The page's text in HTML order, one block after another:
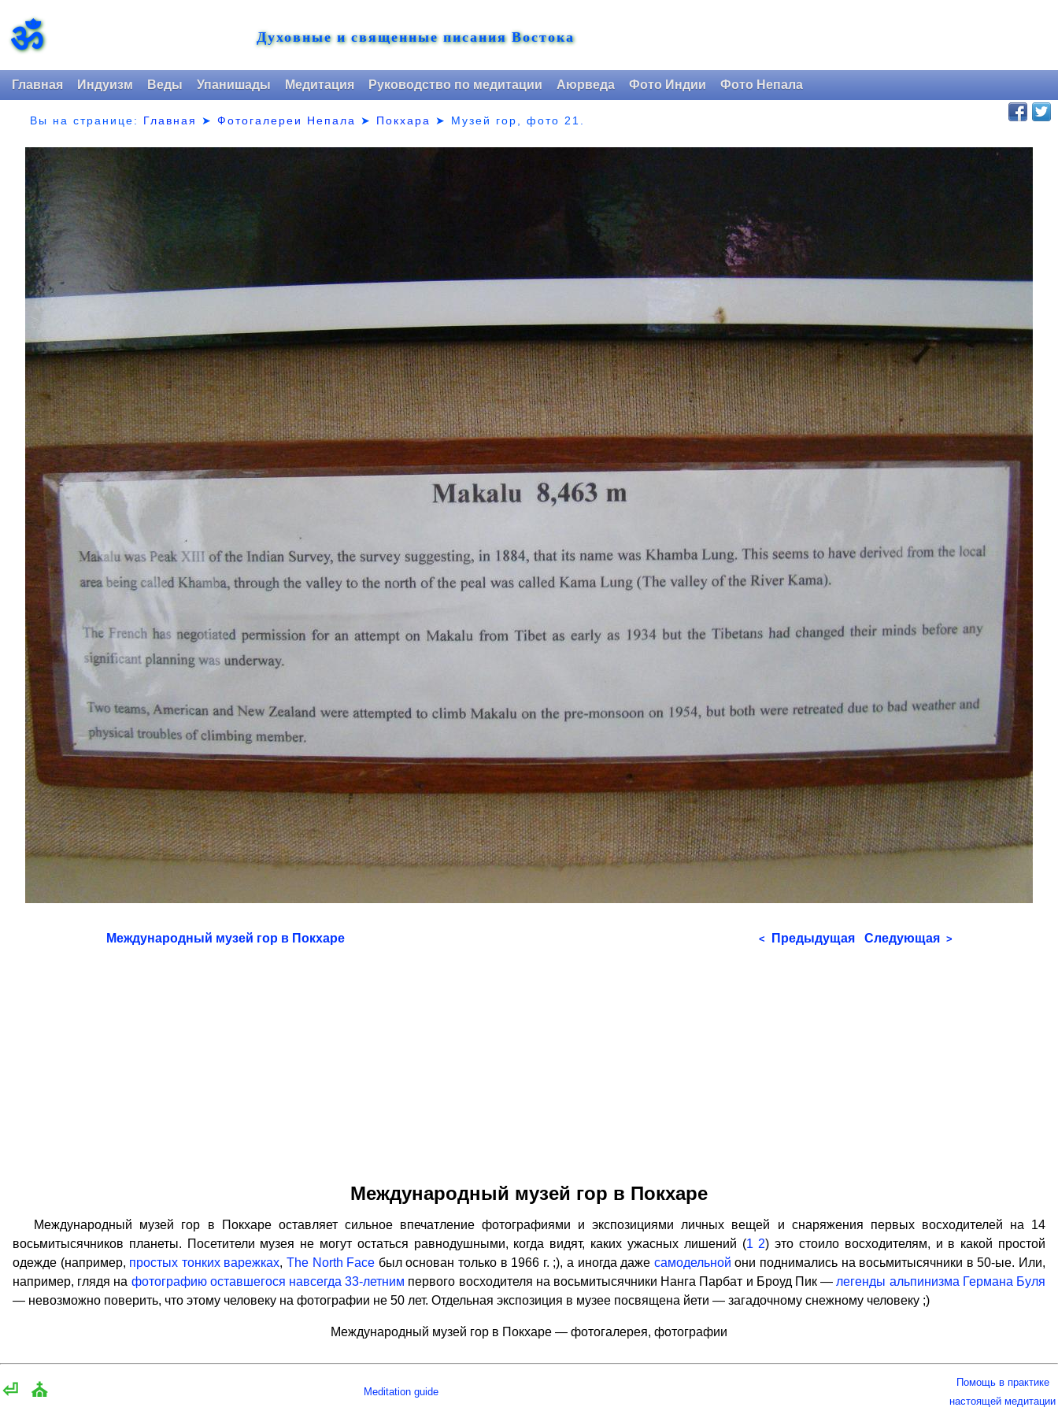
ॐ Духовные и священные писания Востока
Главная Индуизм Веды Упанишады Медитация Руководство по медитации Аюрведа Фото Индии Фото Непала
Вы на странице: Главная ➤Фотогалереи Непала ➤ Покхара ➤ Музей гор,фото 21.
Международный музей гор в Покхаре < Предыдущая Следующая >
Международный музей гор в Покхаре
Международный музей гор в Покхаре оставляет сильное впечатление фотографиями и экспозициями личных вещей и снаряжения первых восходителей на 14
восьмитысячников планеты. Посетители музея не могут остаться равнодушными, когда видят, каких ужасных лишений (1 2) это стоило восходителям, и в какой простой
одежде (например, простых тонких варежках,The North Face был основан только в 1966 г. ;), а иногда даже самодельной они поднимались на восьмитысячники в 50-ые. Или,
например, глядя на фотографию оставшегося навсегда 33-летним первого восходителя на восьмитысячники Нанга Парбат и Броуд Пик — легенды альпинизма Германа Буля
— невозможно поверить, что этому человеку на фотографии не 50 лет. Отдельная экспозиция в музее посвящена йети — загадочному снежному человеку ;)
Международный музей гор в Покхаре — фотогалерея, фотографии
⏎ ⛪ Meditation guide
Помощь в практике
настоящей медитации